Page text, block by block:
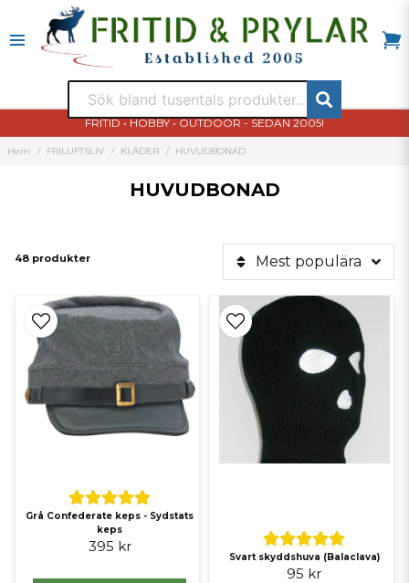
FRITID • HOBBY • OUTDOOR - SEDAN 2005!
Hem FRILUFTSLIV KLÄDER HUVUDBONAD
HUVUDBONAD
48 produkter Mest populära
Grå Confederate keps - Sydstats
keps
395 kr
Svart skyddshuva (Balaclava)
95 kr